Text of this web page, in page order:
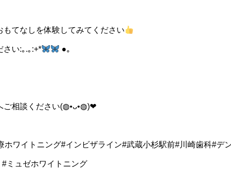
てなしを体験してみてください
い:｡.｡:+* ●｡
ご相談ください(◍•ᴗ•◍)❤︎
ホワイトニング#インビザライン#武蔵小杉駅前#川崎歯科#デ
ミュゼホワイトニング